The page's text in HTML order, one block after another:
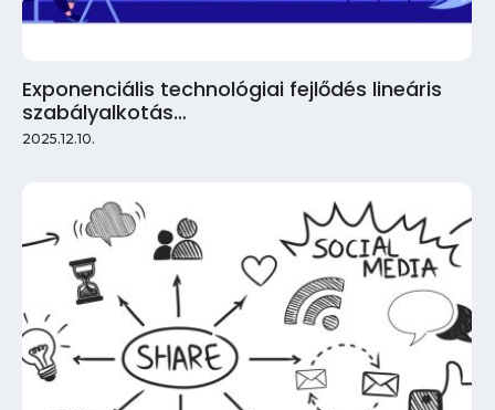
Exponenciális technológiai fejlődés lineáris
szabályalkotás…
2025.12.10.